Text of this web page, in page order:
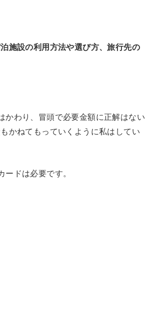
施設の利用方法や選び方、旅行先の
かわり、冒頭で必要金額に正解はない
かねてもっていくように私はしてい
ドは必要です。